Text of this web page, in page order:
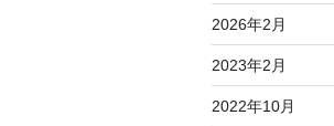
2026年2月
2023年2月
2022年10月